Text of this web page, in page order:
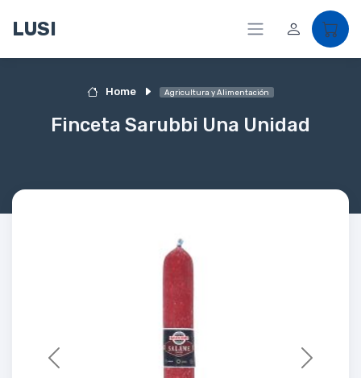
LUSI
Home Agricultura y Alimentación
Finceta Sarubbi Una Unidad
Previous Next